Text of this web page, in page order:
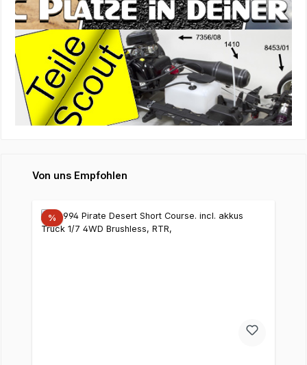
Produktgalerie überspringen
Von uns Empfohlen
%